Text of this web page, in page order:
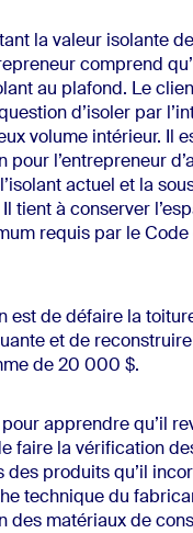
la valeur isolante
comprend
au plafond. Le
d’isoler par
volume intérieur. Il
pour l’entrepreneur
actuel et la
tient à conserver
requis par le Code
est de défaire la
et de
de 20 000 $.
pour apprendre qu’il
faire la vérification
des produits qu’il
technique du
des matériaux de